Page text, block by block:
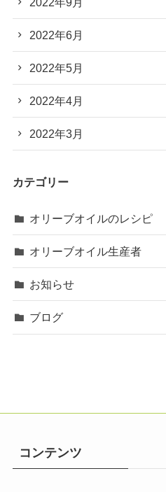
2022年6月
2022年5月
2022年4月
2022年3月
カテゴリー
オリーブオイルのレシピ
オリーブオイル生産者
お知らせ
ブログ
コンテンツ